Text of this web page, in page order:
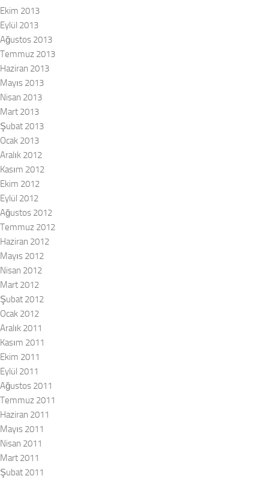
Ekim 2013
Eylül 2013
Ağustos 2013
Temmuz 2013
Haziran 2013
Mayıs 2013
Nisan 2013
Mart 2013
Şubat 2013
Ocak 2013
Aralık 2012
Kasım 2012
Ekim 2012
Eylül 2012
Ağustos 2012
Temmuz 2012
Haziran 2012
Mayıs 2012
Nisan 2012
Mart 2012
Şubat 2012
Ocak 2012
Aralık 2011
Kasım 2011
Ekim 2011
Eylül 2011
Ağustos 2011
Temmuz 2011
Haziran 2011
Mayıs 2011
Nisan 2011
Mart 2011
Şubat 2011